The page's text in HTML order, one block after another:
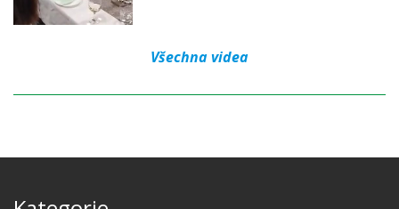
Všechna videa